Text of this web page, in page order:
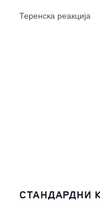
Теренска реакција
СТАНДАРДНИ